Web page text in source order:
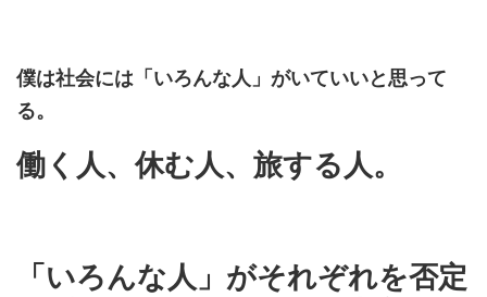
僕は社会には「いろんな人」がいていいと思って
る。
働く人、休む人、旅する人。
「いろんな人」がそれぞれを否定